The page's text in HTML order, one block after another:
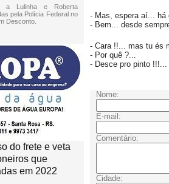
a Lulinha e Roberta
pela Polícia Federal no
Desconto.
do frete e veta
que
em 2022
- Mas, espera aí... há
- Bem... desde
- Cara !!... mas tu és
- Por quê ?...
- Desce pro pinto
Nome:
E-mail:
Comentário:
Cidade: